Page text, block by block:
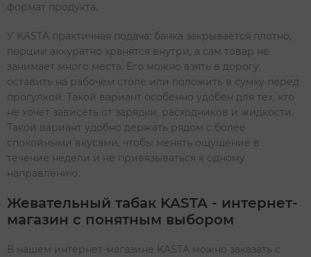
формат продукта.
У KASTA практичная подача: банка закрывается плотно,
порции аккуратно хранятся внутри, а сам товар не
занимает много места. Его можно взять в дорогу,
оставить на рабочем столе или положить в сумку перед
прогулкой. Такой вариант особенно удобен для тех, кто
не хочет зависеть от зарядки, расходников и жидкости.
Такой вариант удобно держать рядом с более
спокойными вкусами, чтобы менять ощущение в
течение недели и не привязываться к одному
направлению.
Жевательный табак KASTA - интернет-
магазин с понятным выбором
В нашем интернет-магазине KASTA можно заказать с